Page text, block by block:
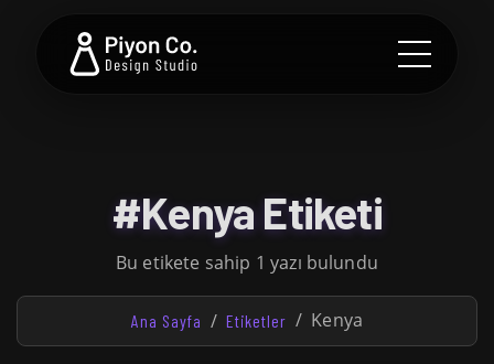
#Kenya Etiketi
Bu etikete sahip 1 yazı bulundu
Ana Sayfa Etiketler Kenya